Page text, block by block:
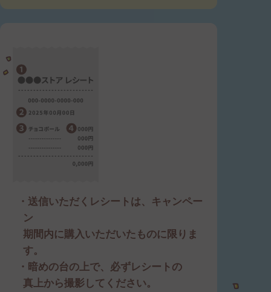
https://www.morinaga.co.jp/privacy/
・送信いただくレシートは、 キャンペー
ン
期間内に購入いただいたものに限りま
す。
・暗めの台の上で、必ずレシートの
真上から撮影してください。